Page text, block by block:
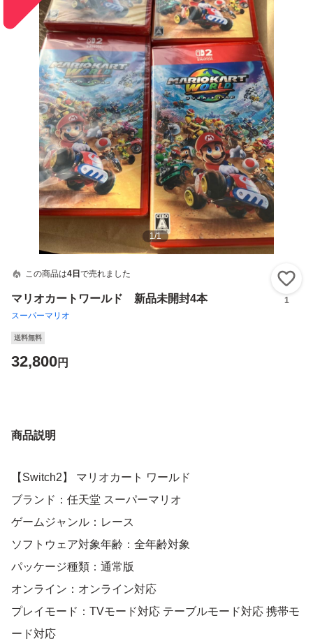
1/1
この商品は4日 で売れました
マリオカートワールド 新品未開封4本
スーパーマリオ
1
送料無料
32,800円
商品説明
【Switch2】 マリオカート ワールド
ブランド：任天堂 スーパーマリオ
ゲームジャンル：レース
ソフトウェア対象年齢：全年齢対象
パッケージ種類：通常版
オンライン：オンライン対応
プレイモード：TVモード対応 テーブルモード対応 携帯モ
ード対応